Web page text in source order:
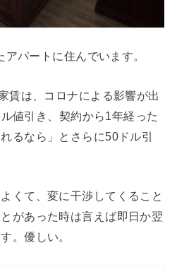
パートに住んでいます。
賃は、コロナによる影響が出
値引き、契約から1年経った
るなら」とさらに50ドル引
くて、変に干渉してくること
があった時は言えば即日か翌
。優しい。